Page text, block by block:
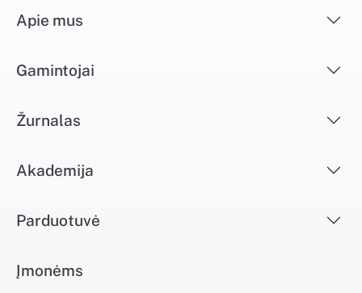
Apie mus
Gamintojai
Žurnalas
Akademija
Parduotuvė
Įmonėms